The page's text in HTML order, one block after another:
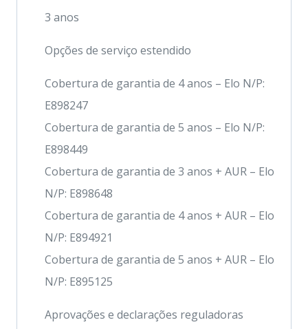
3 anos
Opções de serviço estendido
Cobertura de garantia de 4 anos – Elo N/P:
E898247
Cobertura de garantia de 5 anos – Elo N/P:
E898449
Cobertura de garantia de 3 anos + AUR – Elo
N/P: E898648
Cobertura de garantia de 4 anos + AUR – Elo
N/P: E894921
Cobertura de garantia de 5 anos + AUR – Elo
N/P: E895125
Aprovações e declarações reguladoras